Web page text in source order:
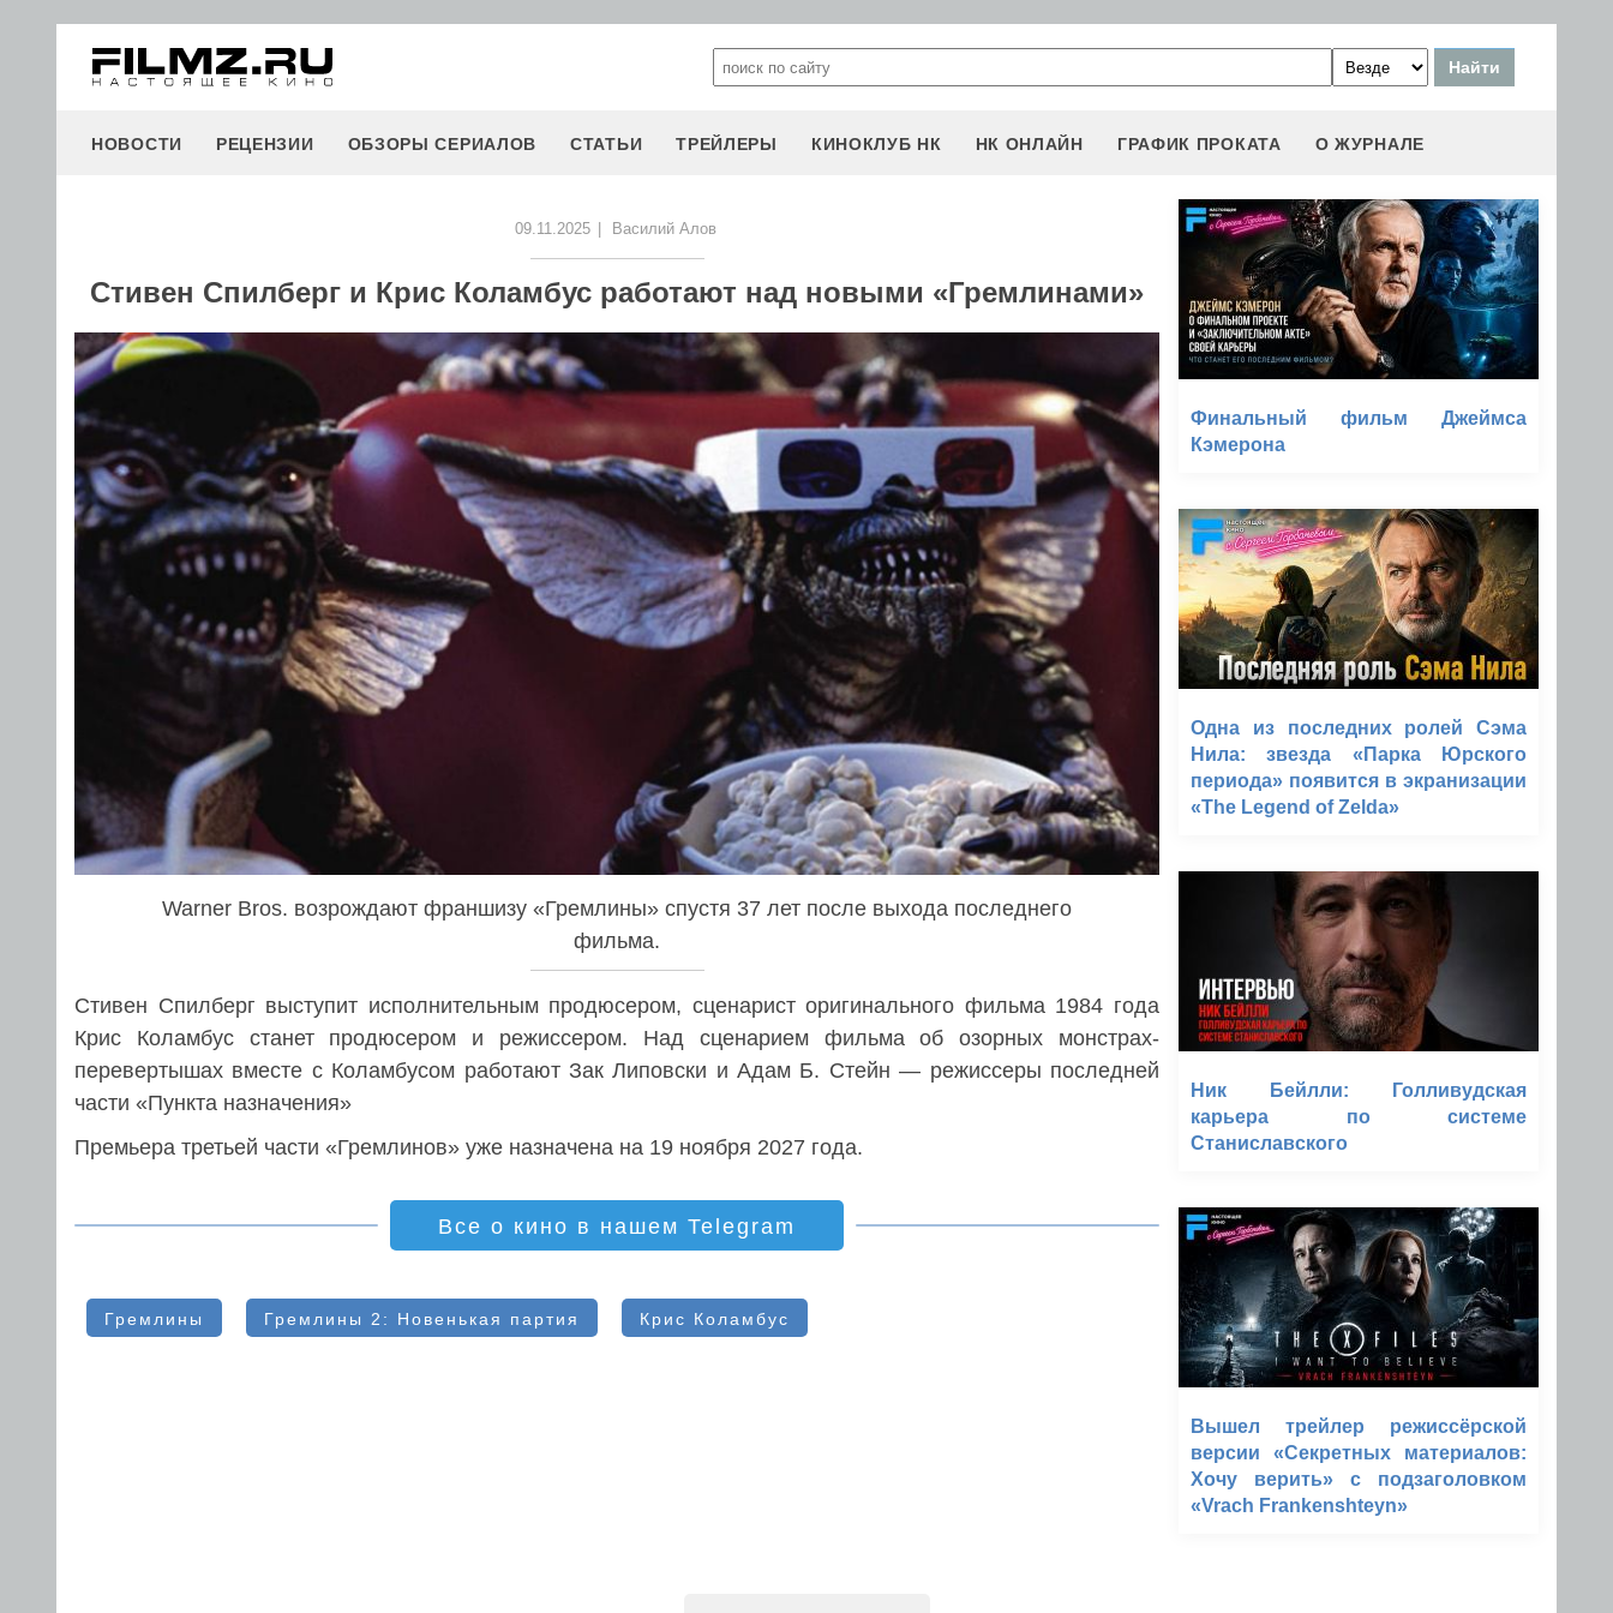
НОВОСТИ РЕЦЕНЗИИ ОБЗОРЫ СЕРИАЛОВ СТАТЬИ ТРЕЙЛЕРЫ КИНОКЛУБ НК НК ОНЛАЙН ГРАФИК ПРОКАТА О ЖУРНАЛЕ
09.11.2025 Василий Алов
Стивен Спилберг и Крис Коламбус работают над новыми «Гремлинами»
Warner Bros. возрождают франшизу «Гремлины» спустя 37 лет после выхода последнего
фильма.
Стивен Спилберг выступит исполнительным продюсером, сценарист оригинального фильма 1984 года
Крис Коламбус станет продюсером и режиссером. Над сценарием фильма об озорных монстрах-
перевертышах вместе с Коламбусом работают Зак Липовски и Адам Б. Стейн — режиссеры последней
части «Пункта назначения»
Премьера третьей части «Гремлинов» уже назначена на 19 ноября 2027 года.
Все о кино в нашем Telegram
Гремлины Гремлины 2: Новенькая партия Крис Коламбус
Финальный фильм Джеймса
Кэмерона
Одна из последних ролей Сэма
Нила: звезда «Парка Юрского
периода» появится в экранизации
«The Legend of Zelda»
Ник Бейлли: Голливудская
карьера по системе
Станиславского
Вышел трейлер режиссёрской
версии «Секретных материалов:
Хочу верить» с подзаголовком
«Vrach Frankenshteyn»